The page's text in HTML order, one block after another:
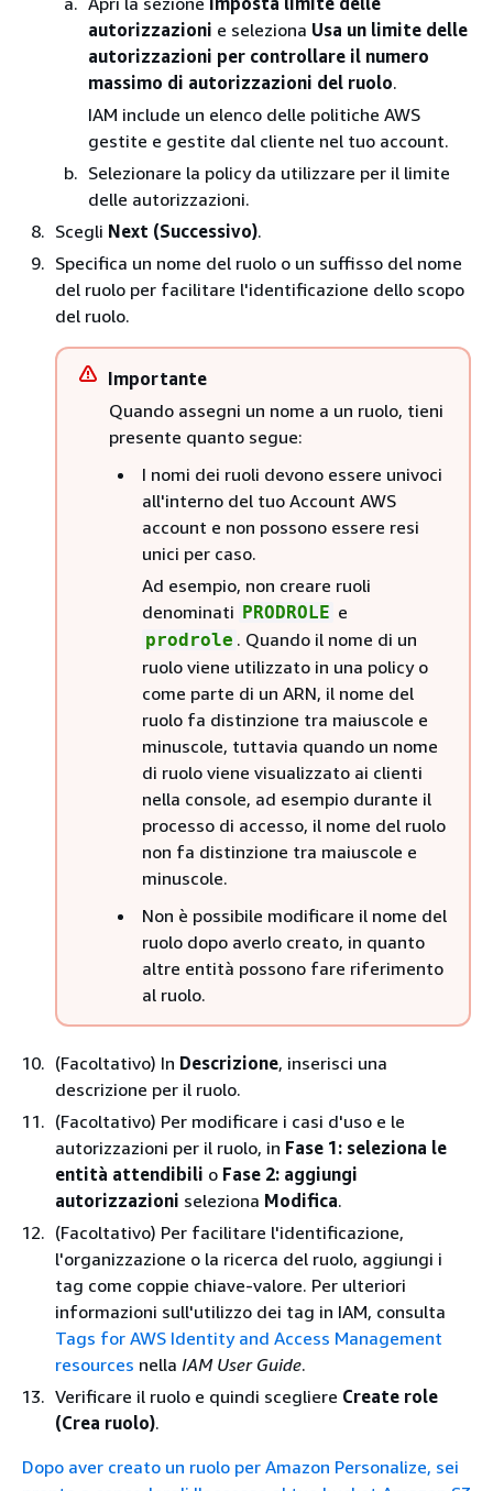
autorizzazioni e seleziona Usa un limite delle
autorizzazioni per controllare il numero
massimo di autorizzazioni del ruolo.
IAM include un elenco delle politiche AWS
gestite e gestite dal cliente nel tuo account.
Selezionare la policy da utilizzare per il limite
delle autorizzazioni.
Scegli Next (Successivo).
Specifica un nome del ruolo o un suffisso del nome
del ruolo per facilitare l'identificazione dello scopo
del ruolo.
Importante
Quando assegni un nome a un ruolo, tieni
presente quanto segue:
I nomi dei ruoli devono essere univoci
all'interno del tuo Account AWS
account e non possono essere resi
unici per caso.
Ad esempio, non creare ruoli
denominati PRODROLE e
prodrole . Quando il nome di un
ruolo viene utilizzato in una policy o
come parte di un ARN, il nome del
ruolo fa distinzione tra maiuscole e
minuscole, tuttavia quando un nome
di ruolo viene visualizzato ai clienti
nella console, ad esempio durante il
processo di accesso, il nome del ruolo
non fa distinzione tra maiuscole e
minuscole.
Non è possibile modificare il nome del
ruolo dopo averlo creato, in quanto
altre entità possono fare riferimento
al ruolo.
(Facoltativo) In Descrizione, inserisci una
descrizione per il ruolo.
(Facoltativo) Per modificare i casi d'uso e le
autorizzazioni per il ruolo, in Fase 1: seleziona le
entità attendibili o Fase 2: aggiungi
autorizzazioni seleziona Modifica.
(Facoltativo) Per facilitare l'identificazione,
l'organizzazione o la ricerca del ruolo, aggiungi i
tag come coppie chiave-valore. Per ulteriori
informazioni sull'utilizzo dei tag in IAM, consulta
Tags for AWS Identity and Access Management
resources nella IAM User Guide.
Verificare il ruolo e quindi scegliere Create role
(Crea ruolo).
Dopo aver creato un ruolo per Amazon Personalize, sei